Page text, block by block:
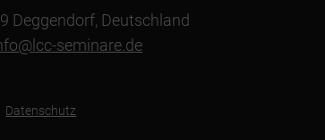
Deggendorf, Deutschland
seminare.de
Datenschutz